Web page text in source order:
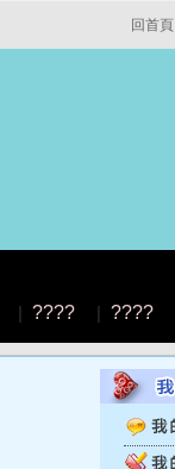
回首頁
| ???? | ????